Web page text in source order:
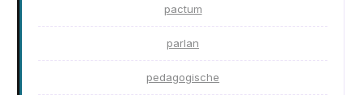
pactum
parlan
pedagogische